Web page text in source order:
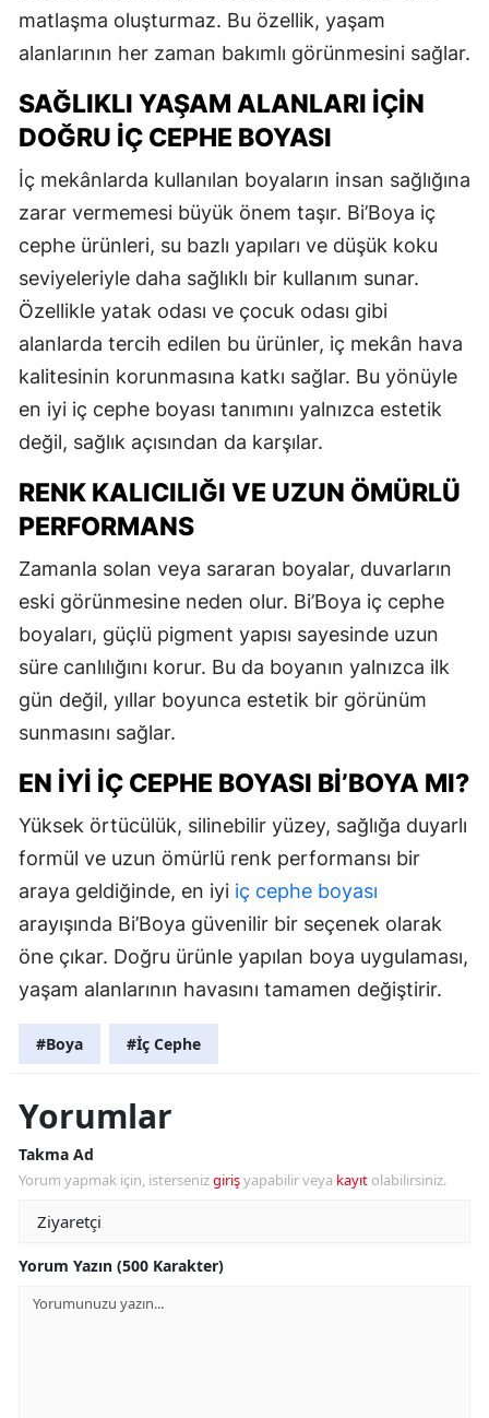
matlaşma oluşturmaz. Bu özellik, yaşam
alanlarının her zaman bakımlı görünmesini sağlar.
SAĞLIKLI YAŞAM ALANLARI İÇIN
DOĞRU İÇ CEPHE BOYASI
İç mekânlarda kullanılan boyaların insan sağlığına
zarar vermemesi büyük önem taşır. Bi’Boya iç
cephe ürünleri, su bazlı yapıları ve düşük koku
seviyeleriyle daha sağlıklı bir kullanım sunar.
Özellikle yatak odası ve çocuk odası gibi
alanlarda tercih edilen bu ürünler, iç mekân hava
kalitesinin korunmasına katkı sağlar. Bu yönüyle
en iyi iç cephe boyası tanımını yalnızca estetik
değil, sağlık açısından da karşılar.
RENK KALICILIĞI VE UZUN ÖMÜRLÜ
PERFORMANS
Zamanla solan veya sararan boyalar, duvarların
eski görünmesine neden olur. Bi’Boya iç cephe
boyaları, güçlü pigment yapısı sayesinde uzun
süre canlılığını korur. Bu da boyanın yalnızca ilk
gün değil, yıllar boyunca estetik bir görünüm
sunmasını sağlar.
EN İYI İÇ CEPHE BOYASI BI’BOYA MI?
Yüksek örtücülük, silinebilir yüzey, sağlığa duyarlı
formül ve uzun ömürlü renk performansı bir
araya geldiğinde, en iyi iç cephe boyası
arayışında Bi’Boya güvenilir bir seçenek olarak
öne çıkar. Doğru ürünle yapılan boya uygulaması,
yaşam alanlarının havasını tamamen değiştirir.
#Boya #İç Cephe
Yorumlar
Takma Ad
Yorum yapmak için, istersenizgirişyapabilir veya kayıt olabilirsiniz.
Yorum Yazın (500 Karakter)